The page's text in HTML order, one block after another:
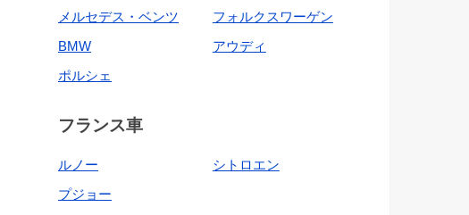
メルセデス・ベンツ
BMW
ポルシェ
フォルクスワーゲン
アウディ
フランス車
ルノー
プジョー
シトロエン